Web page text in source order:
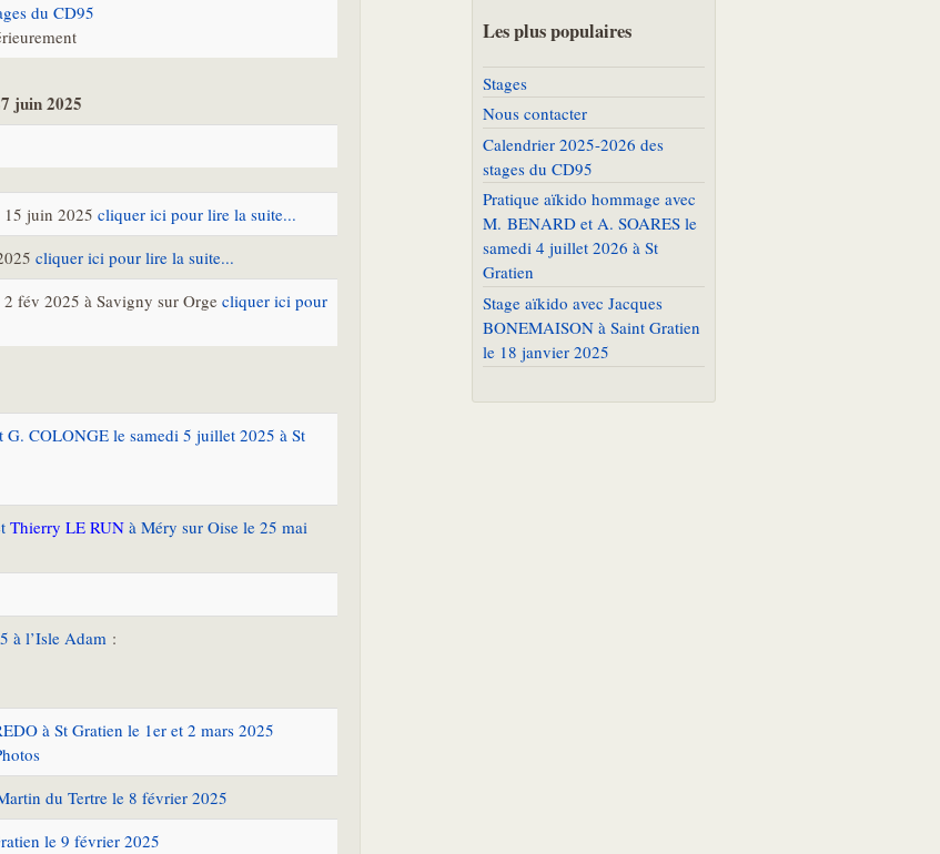
du CD95
juin 2025
15 juin 2025 cliquer ici pour lire la suite...
cliquer ici pour lire la suite...
fév 2025 à Savigny sur Orgecliquer ici pour
G. COLONGE le samedi 5 juillet 2025 à St
Thierry LE RUN à Méry sur Oise le 25 mai
à l’Isle Adam :
à St Gratien le 1er et 2 mars 2025
du Tertre le 8 février 2025
le 9 février 2025
Les plus populaires
Stages
Nous contacter
Calendrier 2025-2026 des
stages du CD95
Pratique aïkido hommage avec
M. BENARD et A. SOARES le
samedi 4 juillet 2026 à St
Gratien
Stage aïkido avec Jacques
BONEMAISON à Saint Gratien
le 18 janvier 2025